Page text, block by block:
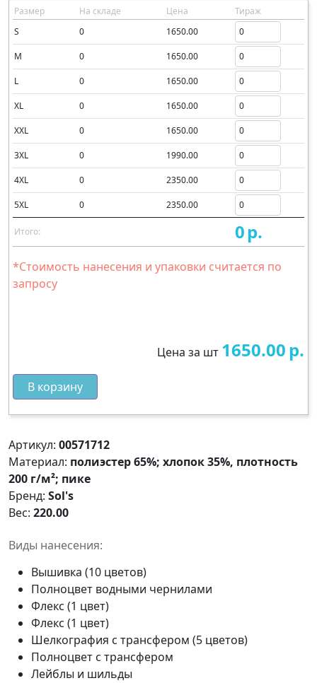
Размер На складе Цена
Тираж
S
0 1650.00
M 0 1650.00
L 0 1650.00
XL 0 1650.00
XXL 0 1650.00
3XL 0 1990.00
4XL 0 2350.00
5XL 0 2350.00
Итого: 0р.
*Стоимость нанесения и упаковки считается по
запросу
Цена за шт 1650.00р.
В корзину
Артикул: 00571712
Материал: полиэстер 65%; хлопок 35%, плотность
200 г/м²; пике
Бренд: Sol's
Вес: 220.00
Виды нанесения:
Вышивка (10 цветов)
Полноцвет водными чернилами
Флекс (1 цвет)
Флекс (1 цвет)
Шелкография с трансфером (5 цветов)
Полноцвет с трансфером
Лейблы и шильды